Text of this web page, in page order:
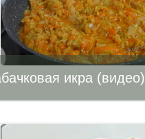
икра (видео)